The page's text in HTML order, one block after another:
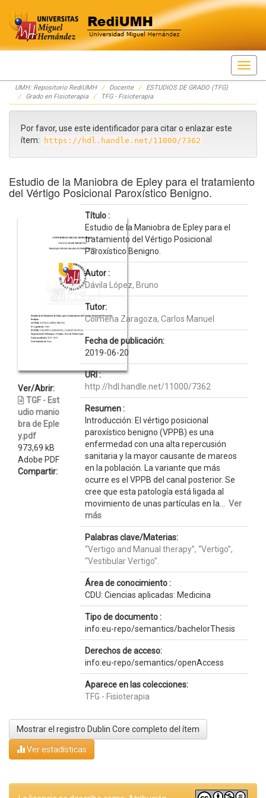
Skip
navigation
UMH: Repositorio RediUMH Docente
ESTUDIOS DE GRADO (TFG)
Grado en Fisioterapia
TFG - Fisioterapia
Por favor, use este identificador para citar o enlazar este
ítem:
https://hdl.handle.net/11000/7362
Estudio de la Maniobra de Epley para el tratamiento
del Vértigo Posicional Paroxístico Benigno.
Ver/Abrir:
TGF - Est
udio manio
bra de Eple
y.pdf
973,69 kB
Adobe PDF
Compartir:
Título :
Estudio de la Maniobra de Epley para el
tratamiento del Vértigo Posicional
Paroxístico Benigno.
Autor :
Dávila López, Bruno
Tutor:
Colmena Zaragoza, Carlos Manuel
Fecha de publicación:
2019-06-20
URI :
http://hdl.handle.net/11000/7362
Resumen :
Introducción: El vértigo posicional
paroxístico benigno (VPPB) es una
enfermedad con una alta repercusión
sanitaria y la mayor causante de mareos
en la población. La variante que más
ocurre es el VPPB del canal posterior. Se
cree que esta patología está ligada al
movimiento de unas partículas en la... Ver
más
Palabras clave/Materias:
“Vertigo and Manual therapy”, “Vertigo”,
“Vestibular Vertigo”.
Área de conocimiento :
CDU: Ciencias aplicadas: Medicina
Tipo de documento :
info:eu-repo/semantics/bachelorThesis
Derechos de acceso:
info:eu-repo/semantics/openAccess
Aparece en las colecciones:
TFG - Fisioterapia
Mostrar el registro Dublin Core completo del ítem
Ver estadísticas